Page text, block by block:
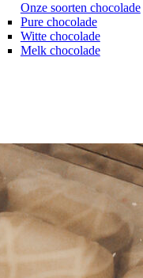
Onze soorten chocolade
Pure chocolade
Witte chocolade
Melk chocolade